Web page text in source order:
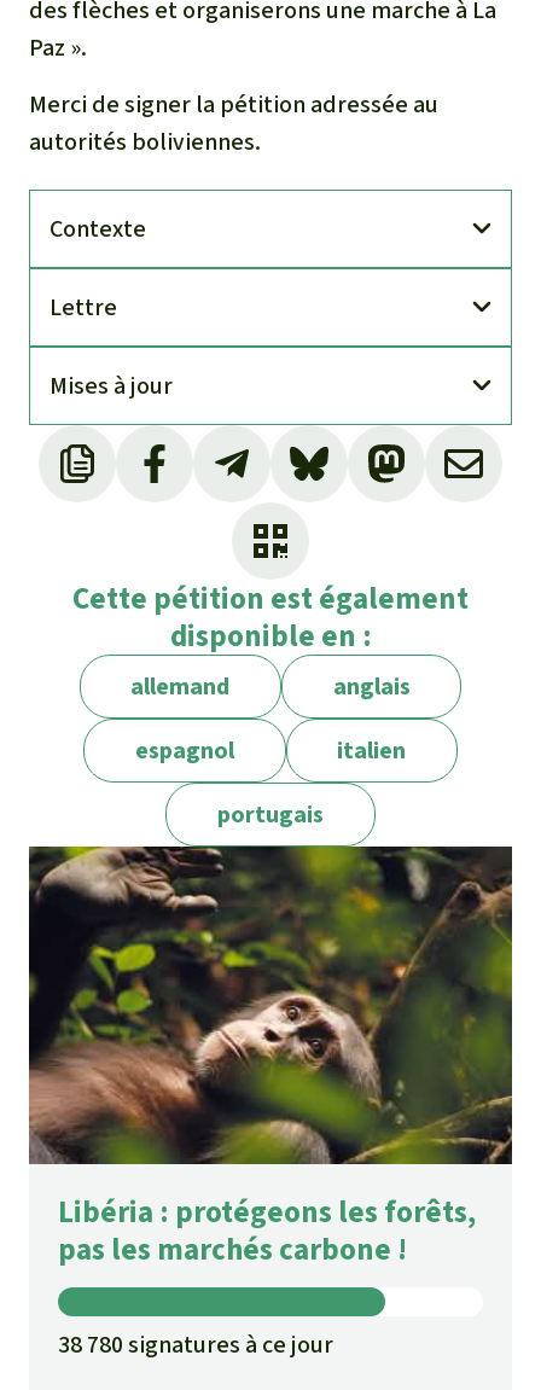
des flèches et organiserons une marche à La
Paz ».
Merci de signer la pétition adressée au
autorités boliviennes.
Contexte
Lettre
Mises à jour
Cette pétition est également
disponible en :
allemand
anglais
espagnol
italien
portugais
Libéria : protégeons les forêts,
pas les marchés carbone !
38 780 signatures à ce jour